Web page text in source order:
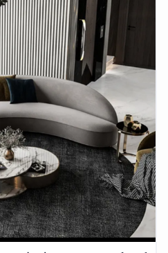
أثاث
كافيهات
ومطاعم
وفنادق
حواجز
مرورية
خزانات
مياه
أثاث
الحيوانات